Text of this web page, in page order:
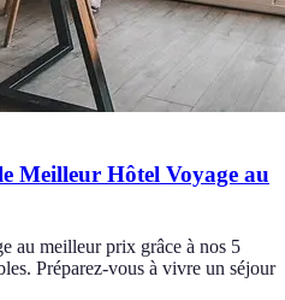
Meilleur Hôtel Voyage au
au meilleur prix grâce à nos 5
Préparez-vous à vivre un séjour